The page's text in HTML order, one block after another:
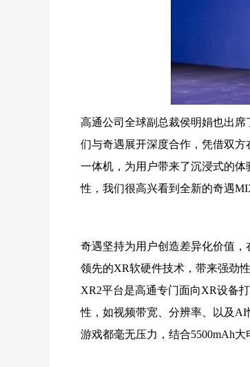
高通公司全球副总裁侯明娟也出
们与奇遇展开深度合作，凭借双
一体机，为用户带来了沉浸式的
性，我们很高兴看到全新的奇遇
奇遇坚持为用户创造差异化价值
领先的XR软硬件技术，带来强劲
XR2平台是高通专门面向XR设备
性，如视频带宽、分辨率、以及
游戏都毫无压力，结合5500mAh